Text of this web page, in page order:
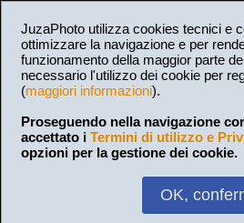
JuzaPhoto utilizza cookies tecnici e
ottimizzare la navigazione e per
funzionamento della maggior parte
necessario l'utilizzo dei cookie per
(maggiori informazioni).
Proseguendo nella navigazione
accettato i Termini di utilizzo e
opzioni per la gestione dei cookie.
OK,